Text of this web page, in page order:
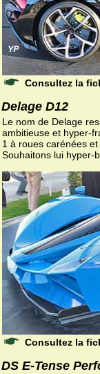
Consultez la
Delage D12
Le nom de Delage
ambitieuse et hyper-
1 à roues carénées
Souhaitons lui hyper-
Consultez la
DS E-Tense